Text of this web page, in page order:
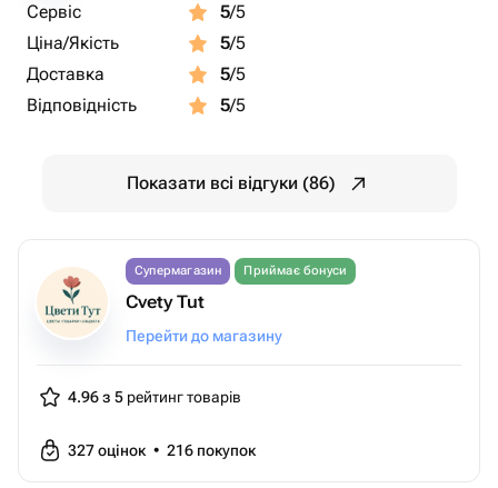
Сервіс 5/5
Ціна/Якість
5/5
Доставка
5/5
Відповідність
5/5
Показати всі відгуки (86)
Супермагазин Приймає бонуси
Cvety Tut
Перейти до магазину
4.96 з 5 рейтинг товарів
327оцінок • 216 покупок